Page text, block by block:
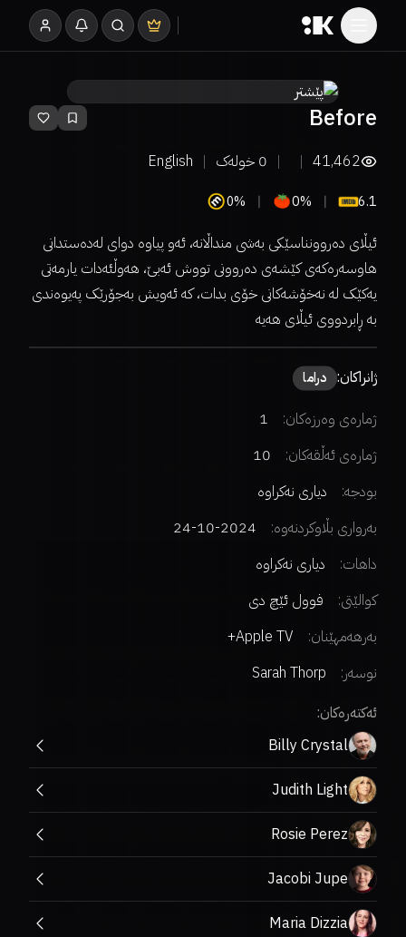
Before
41,462
0 خولەک English
6.1
0%
0%
ئیڵای دەروونناسێکی بەشی منداڵانە، ئەو پیاوە دوای لەدەستدانی
هاوسەرەکەی کێشەی دەروونی تووش ئەبێ، هەوڵئەدات یارمەتی
یەکێک لە نەخۆشەکانی خۆی بدات، کە ئەویش بەجۆرێک پەیوەندی
بە ڕابردووی ئیڵای هەیە
ژانراکان: دراما
ژمارەی وەرزەکان:
1
ژمارەی ئەڵقەکان:
10
بودجە:
دیاری نەکراوە
بەرواری بڵاوکردنەوە:
2024-10-24
داهات:
دیاری نەکراوە
کوالێتی:
فوول ئێچ دی
بەرهەمهێنان:
Apple TV+
نوسەر:
Sarah Thorp
ئەکتەرەکان:
Billy Crystal
Judith Light
Rosie Perez
Jacobi Jupe
Maria Dizzia